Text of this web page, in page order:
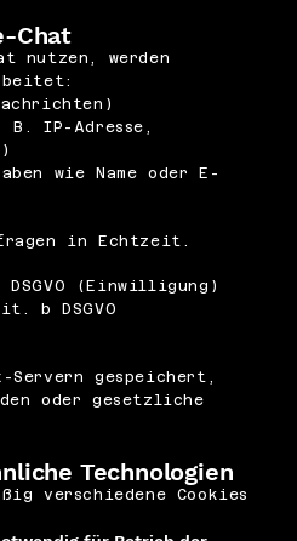
Chat
nutzen, werden
B. IP-Adresse,
wie Name oder E-
in Echtzeit.
(Einwilligung)
b DSGVO
Servern gespeichert,
oder gesetzliche
Technologien
verschiedene Cookies